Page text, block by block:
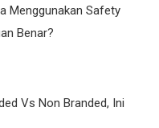
Menggunakan Safety
Benar?
Vs Non Branded, Ini